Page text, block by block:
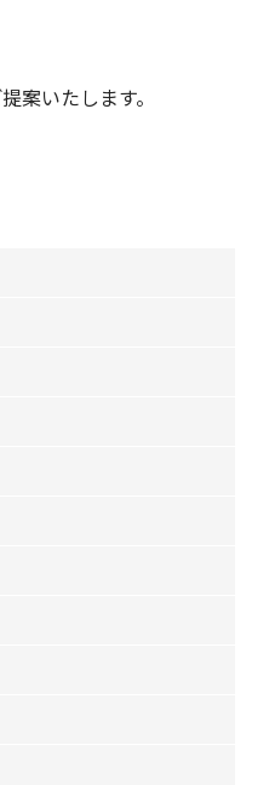
案いたします。